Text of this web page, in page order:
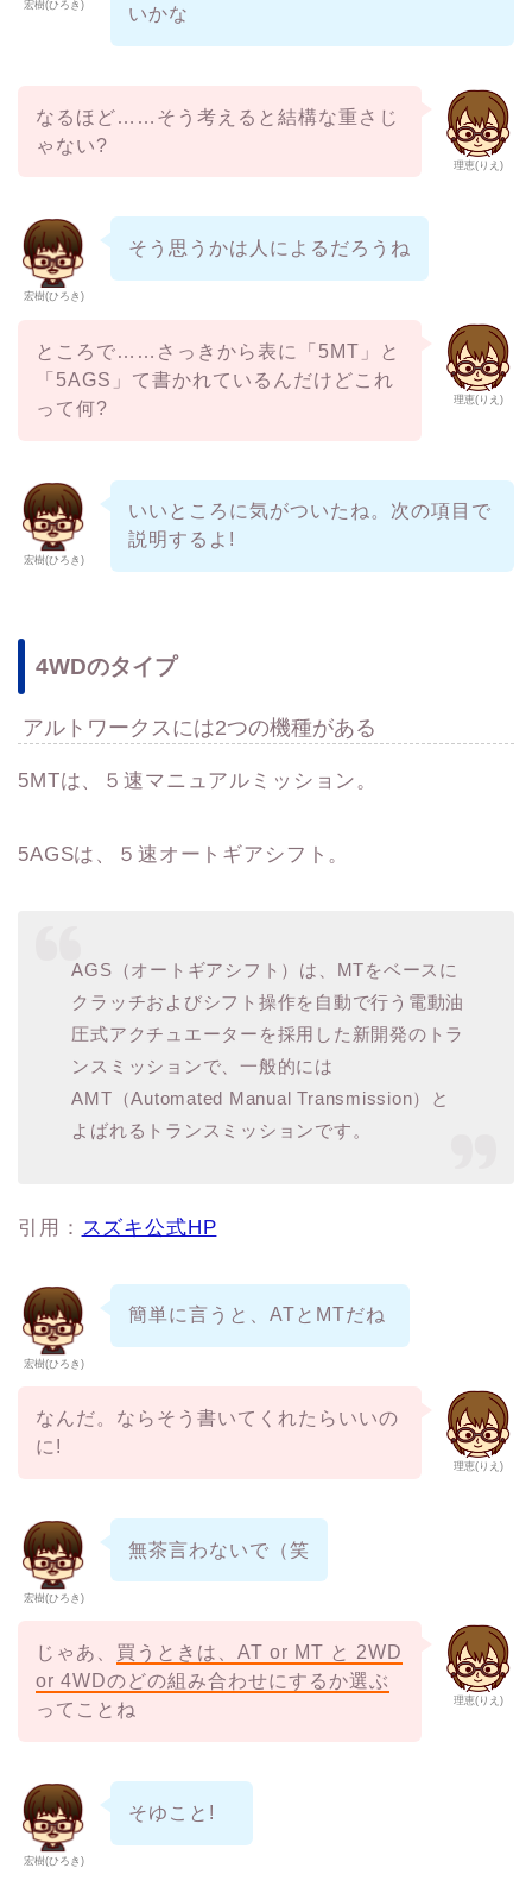
宏樹(ひろき)
いかな
理恵(りえ)
なるほど……そう考えると結構な重さじ
ゃない?
宏樹(ひろき)
そう思うかは人によるだろうね
理恵(りえ)
ところで……さっきから表に「5MT」と
「5AGS」て書かれているんだけどこれ
って何?
宏樹(ひろき)
いいところに気がついたね。次の項目で
説明するよ!
4WDのタイプ
アルトワークスには2つの機種がある
5MTは、５速マニュアルミッション。
5AGSは、５速オートギアシフト。
AGS（オートギアシフト）は、MTをベースに
クラッチおよびシフト操作を自動で行う電動油
圧式アクチュエーターを採用した新開発のトラ
ンスミッションで、一般的には
AMT（Automated Manual Transmission）と
よばれるトランスミッションです。
引用： スズキ公式HP
宏樹(ひろき)
簡単に言うと、ATとMTだね
理恵(りえ)
なんだ。ならそう書いてくれたらいいの
に!
宏樹(ひろき)
無茶言わないで（笑
理恵(りえ)
じゃあ、 買うときは、AT or MT と 2WD
or 4WDのどの組み合わせにするか選ぶ
ってことね
宏樹(ひろき)
そゆこと!